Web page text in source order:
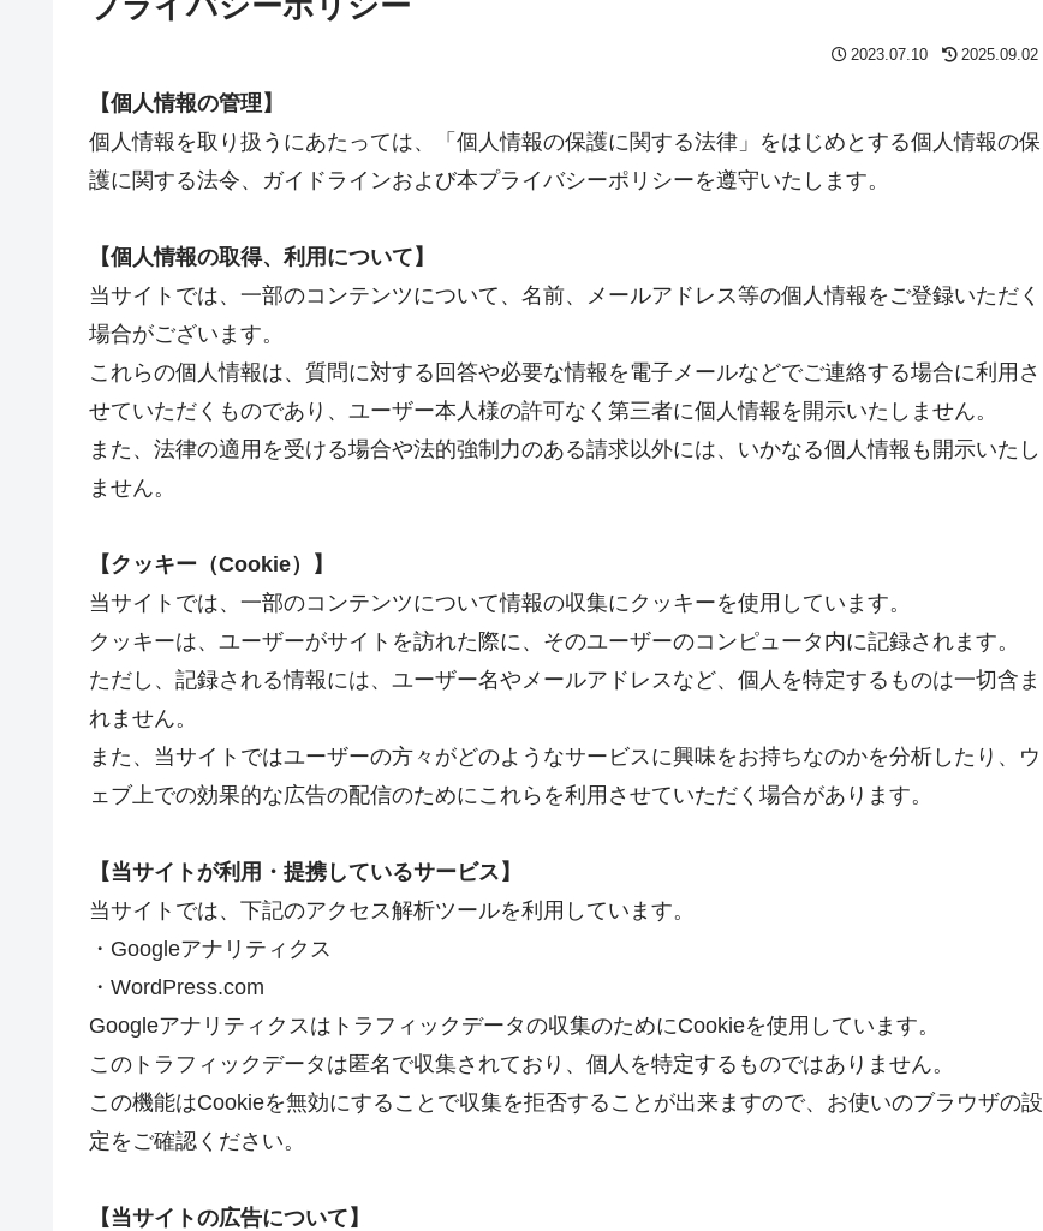
2023.07.10 2025.09.02
【個人情報の管理】
個人情報を取り扱うにあたっては、「個人情報の保護に関する法律」をはじめとする個人情報の保
護に関する法令、ガイドラインおよび本プライバシーポリシーを遵守いたします。
【個人情報の取得、利用について】
当サイトでは、一部のコンテンツについて、名前、メールアドレス等の個人情報をご登録いただく
場合がございます。
これらの個人情報は、質問に対する回答や必要な情報を電子メールなどでご連絡する場合に利用さ
せていただくものであり、ユーザー本人様の許可なく第三者に個人情報を開示いたしません。
また、法律の適用を受ける場合や法的強制力のある請求以外には、いかなる個人情報も開示いたし
ません。
【クッキー（Cookie）】
当サイトでは、一部のコンテンツについて情報の収集にクッキーを使用しています。
クッキーは、ユーザーがサイトを訪れた際に、そのユーザーのコンピュータ内に記録されます。
ただし、記録される情報には、ユーザー名やメールアドレスなど、個人を特定するものは一切含ま
れません。
また、当サイトではユーザーの方々がどのようなサービスに興味をお持ちなのかを分析したり、ウ
ェブ上での効果的な広告の配信のためにこれらを利用させていただく場合があります。
【当サイトが利用・提携しているサービス】
当サイトでは、下記のアクセス解析ツールを利用しています。
・Googleアナリティクス
・WordPress.com
Googleアナリティクスはトラフィックデータの収集のためにCookieを使用しています。
このトラフィックデータは匿名で収集されており、個人を特定するものではありません。
この機能はCookieを無効にすることで収集を拒否することが出来ますので、お使いのブラウザの設
定をご確認ください。
【当サイトの広告について】